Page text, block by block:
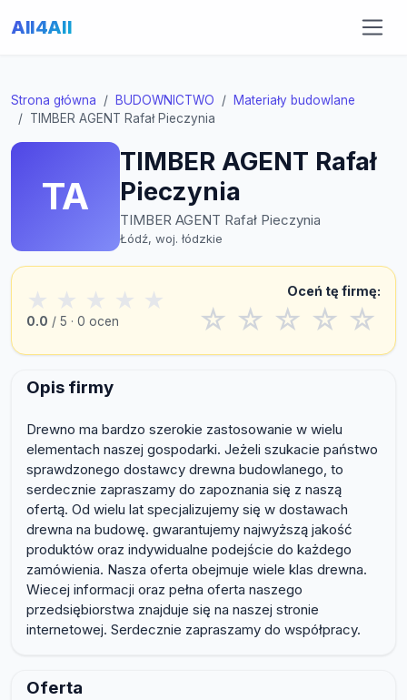
All4All
Strona główna BUDOWNICTWO
Materiały budowlane
TIMBER AGENT Rafał Pieczynia
TA
TIMBER AGENT Rafał
Pieczynia
TIMBER AGENT Rafał Pieczynia
Łódź, woj. łódzkie
★ ★ ★ ★ ★
0.0 / 5 · 0 ocen
Oceń tę firmę:
☆ ☆ ☆ ☆ ☆
Opis firmy
Drewno ma bardzo szerokie zastosowanie w wielu
elementach naszej gospodarki. Jeżeli szukacie państwo
sprawdzonego dostawcy drewna budowlanego, to
serdecznie zapraszamy do zapoznania się z naszą
ofertą. Od wielu lat specjalizujemy się w dostawach
drewna na budowę. gwarantujemy najwyższą jakość
produktów oraz indywidualne podejście do każdego
zamówienia. Nasza oferta obejmuje wiele klas drewna.
Wiecej informacji oraz pełna oferta naszego
przedsiębiorstwa znajduje się na naszej stronie
internetowej. Serdecznie zapraszamy do współpracy.
Oferta